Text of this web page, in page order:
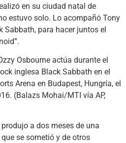
en su ciudad natal de
estuvo solo. Lo acompañó Tony
Sabbath, para hacer juntos el
a dos meses de una
se sometió y de otros